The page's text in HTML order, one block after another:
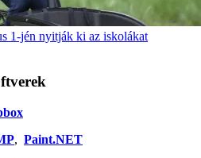
1-jén nyitják ki az iskolákat
, Paint.NET